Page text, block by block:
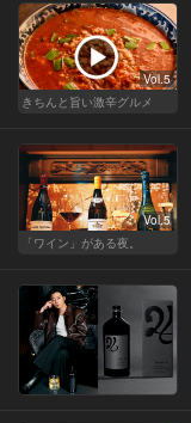
Vol.5
きちんと旨い激辛グルメ
Vol.5
「ワイン」がある夜。